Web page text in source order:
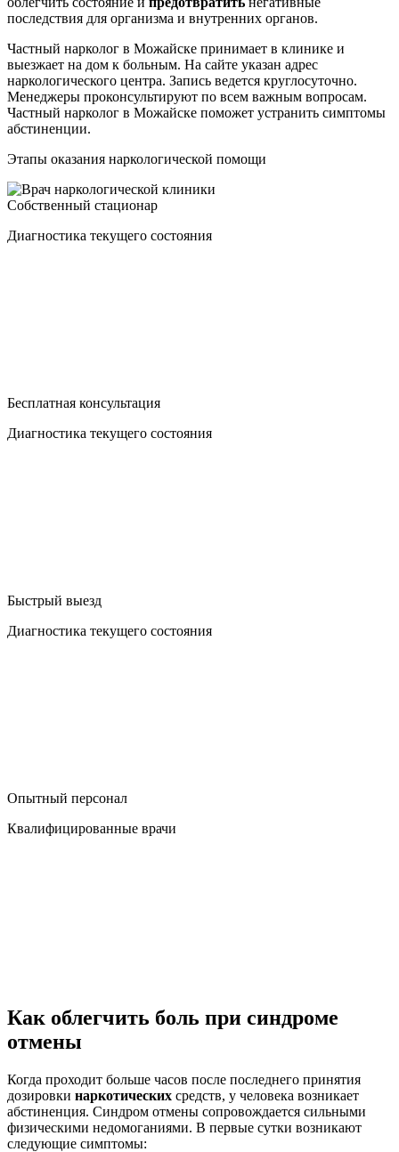
последствия для организма и внутренних органов.
Частный нарколог в Можайске принимает в клинике и
выезжает на дом к больным. На сайте указан адрес
наркологического центра. Запись ведется круглосуточно.
Менеджеры проконсультируют по всем важным вопросам.
Частный нарколог в Можайске поможет устранить симптомы
абстиненции.
Этапы оказания наркологической помощи
Собственный стационар
Диагностика текущего состояния
Бесплатная консультация
Диагностика текущего состояния
Быстрый выезд
Диагностика текущего состояния
Опытный персонал
Квалифицированные врачи
Как облегчить боль при синдроме
отмены
Когда проходит больше часов после последнего принятия
дозировки наркотических средств, у человека возникает
абстиненция. Синдром отмены сопровождается сильными
физическими недомоганиями. В первые сутки возникают
следующие симптомы: